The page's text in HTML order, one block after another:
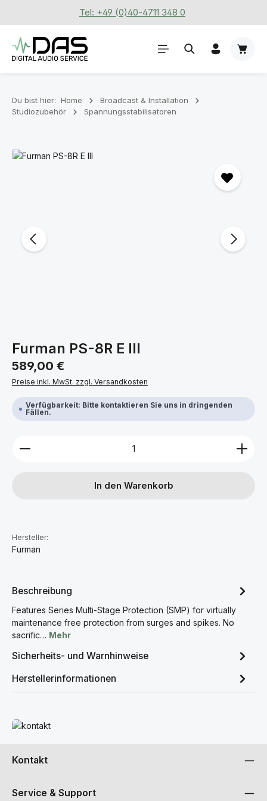
Zum Hauptinhalt springenTel: +49 (0)40-4711 348 0
Du bist hier: Home
Broadcast & Installation
Studiozubehör
Spannungsstabilisatoren
Bildergalerie überspringen
Furman PS-8R E III
Regulärer Preis:
589,00 €
Preise inkl. MwSt. zzgl. Versandkosten
Verfügbarkeit: Bitte kontaktieren Sie uns in dringenden
Fällen.
Produkt Anzahl: Gib den gewünschten Wert ein
In den Warenkorb
Hersteller:
Furman
Beschreibung
Features Series Multi-Stage Protection (SMP) for virtually
maintenance free protection from surges and spikes. No
sacrific… Mehr
Sicherheits- und Warnhinweise
Herstellerinformationen
Mehr erfahren
Kontakt
Service & Support